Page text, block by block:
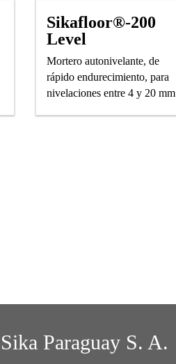
Sikafloor®-200
Level
Mortero autonivelante, de
rápido endurecimiento, para
nivelaciones entre 4 y 20 mm
Sika Paraguay S. A.